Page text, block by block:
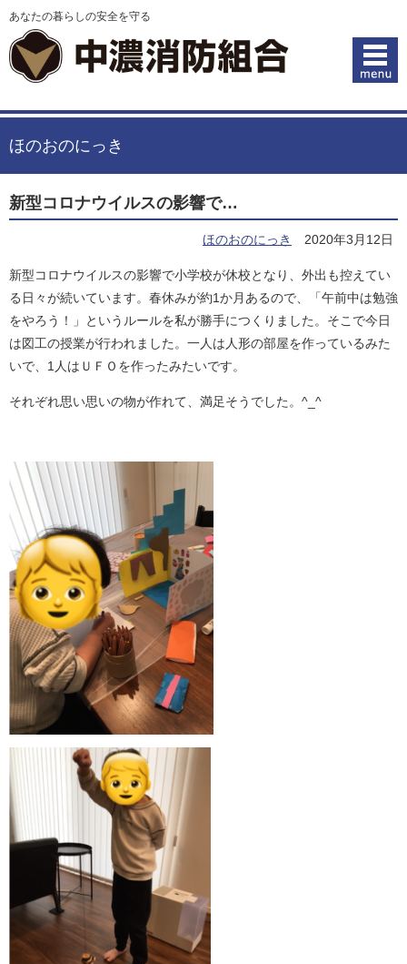
あなたの暮らしの安全を守る
ほのおのにっき
新型コロナウイルスの影響で…
ほのおのにっき 2020年3月12日
新型コロナウイルスの影響で小学校が休校となり、外出も控えてい
る日々が続いています。春休みが約1か月あるので、「午前中は勉強
をやろう！」というルールを私が勝手につくりました。そこで今日
は図工の授業が行われました。一人は人形の部屋を作っているみた
いで、1人はＵＦＯを作ったみたいです。
それぞれ思い思いの物が作れて、満足そうでした。^_^